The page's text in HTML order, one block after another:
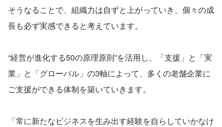
そうなることで、組織力は自ずと上がっていき、個々の成
長も必ず実感できると考えています。
“経営が進化する50の原理原則”を活用し、「支援」と「実
業」と「グローバル」の3軸によって、多くの老舗企業に
ご支援ができる体制を築いていきます。
「常に新たなビジネスを生み出す経験を自らしていかなけ